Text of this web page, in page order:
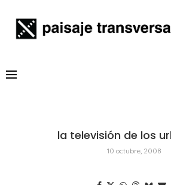
la televisión de los
10 octubre, 2008